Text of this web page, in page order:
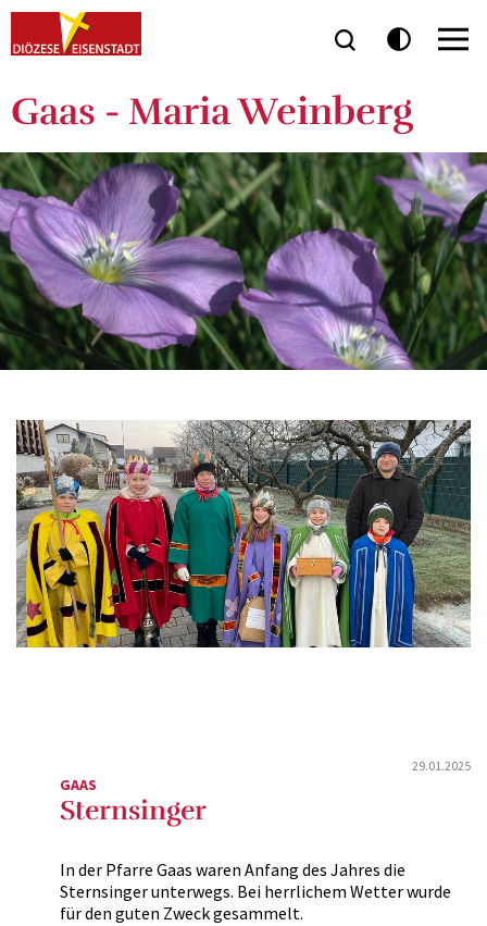
Gaas - Maria Weinberg
29.01.2025
GAAS
Sternsinger
In der Pfarre Gaas waren Anfang des Jahres die
Sternsinger unterwegs. Bei herrlichem Wetter wurde
für den guten Zweck gesammelt.